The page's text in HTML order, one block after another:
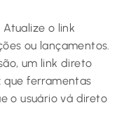
o link
ou lançamentos.
um link direto
que ferramentas
o usuário vá direto